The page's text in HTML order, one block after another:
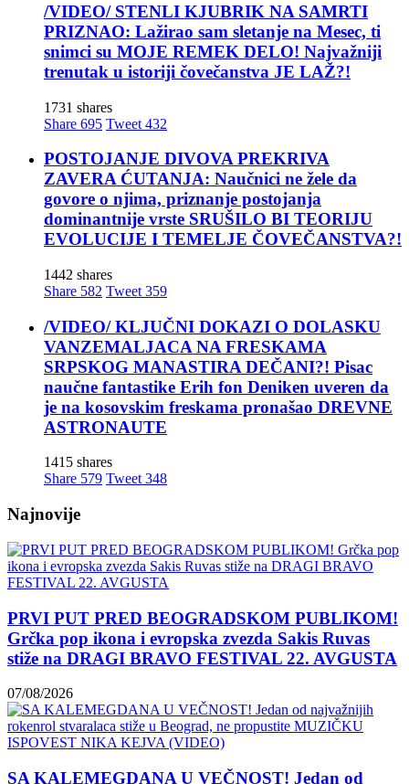
/VIDEO/ STENLI KJUBRIK NA SAMRTI
PRIZNAO: Lažirao sam sletanje na Mesec, ti
snimci su MOJE REMEK DELO! Najvažniji
trenutak u istoriji čovečanstva JE LAŽ?!
1731 shares
Share 695 Tweet 432
POSTOJANJE DIVOVA PREKRIVA
ZAVERA ĆUTANJA: Naučnici ne žele da
govore o njima, priznanje postojanja
dominantnije vrste SRUŠILO BI TEORIJU
EVOLUCIJE I TEMELJE ČOVEČANSTVA?!
1442 shares
Share 582 Tweet 359
/VIDEO/ KLJUČNI DOKAZI O DOLASKU
VANZEMALJACA NA FRESKAMA
SRPSKOG MANASTIRA DEČANI?! Pisac
naučne fantastike Erih fon Deniken uveren da
je na kosovskim freskama pronašao DREVNE
ASTRONAUTE
1415 shares
Share 579 Tweet 348
Najnovije
PRVI PUT PRED BEOGRADSKOM PUBLIKOM!
Grčka pop ikona i evropska zvezda Sakis Ruvas
stiže na DRAGI BRAVO FESTIVAL 22. AVGUSTA
07/08/2026
SA KALEMEGDANA U VEČNOST! Jedan od